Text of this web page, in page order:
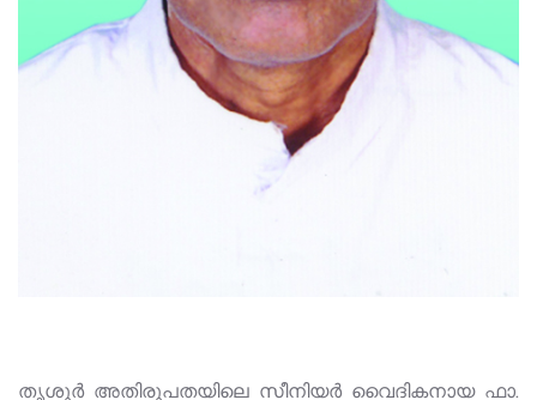
തൃശൂർ അതിരൂപതയിലെ സീനിയർ വൈദികനായ ഫാ.